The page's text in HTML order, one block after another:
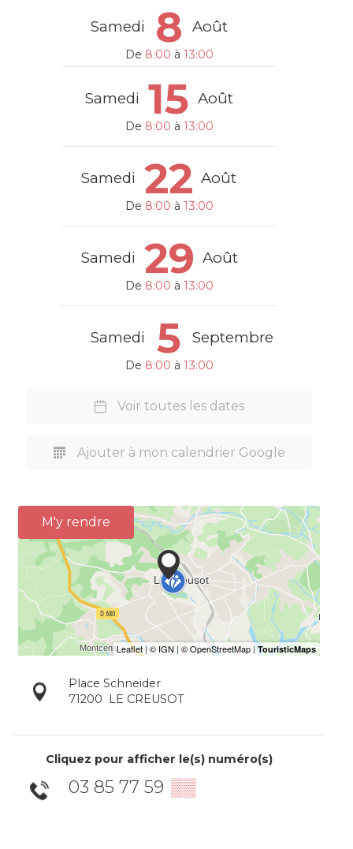
Samedi 8 Août
De 8:00 à 13:00
Samedi 15 Août
De 8:00 à 13:00
Samedi 22 Août
De 8:00 à 13:00
Samedi 29 Août
De 8:00 à 13:00
Samedi 5 Septembre
De 8:00 à 13:00
Voir toutes les dates
Ajouter à mon calendrier Google
M'y rendre
Place Schneider
71200
LE CREUSOT
Cliquez pour afficher le(s) numéro(s)
03 85 77 59 ▒▒